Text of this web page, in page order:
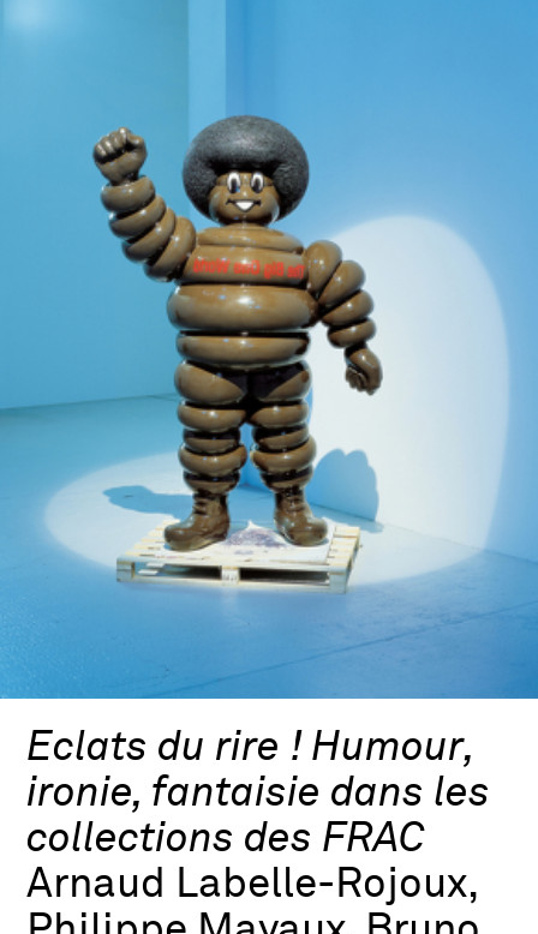
Eclats du rire ! Humour,
ironie, fantaisie dans les
collections des FRAC
Arnaud Labelle-Rojoux,